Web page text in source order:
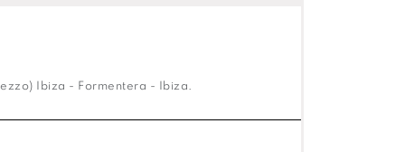
Ibiza - Formentera - Ibiza.